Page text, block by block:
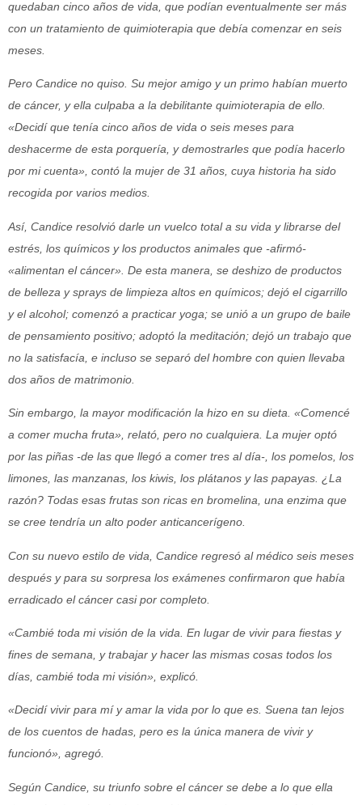
quedaban cinco años de vida, que podían eventualmente ser más
con un tratamiento de quimioterapia que debía comenzar en seis
meses.
Pero Candice no quiso. Su mejor amigo y un primo habían muerto
de cáncer, y ella culpaba a la debilitante quimioterapia de ello.
«Decidí que tenía cinco años de vida o seis meses para
deshacerme de esta porquería, y demostrarles que podía hacerlo
por mi cuenta», contó la mujer de 31 años, cuya historia ha sido
recogida por varios medios.
Así, Candice resolvió darle un vuelco total a su vida y librarse del
estrés, los químicos y los productos animales que -afirmó-
«alimentan el cáncer». De esta manera, se deshizo de productos
de belleza y sprays de limpieza altos en químicos; dejó el cigarrillo
y el alcohol; comenzó a practicar yoga; se unió a un grupo de baile
de pensamiento positivo; adoptó la meditación; dejó un trabajo que
no la satisfacía, e incluso se separó del hombre con quien llevaba
dos años de matrimonio.
Sin embargo, la mayor modificación la hizo en su dieta. «Comencé
a comer mucha fruta», relató, pero no cualquiera. La mujer optó
por las piñas -de las que llegó a comer tres al día-, los pomelos, los
limones, las manzanas, los kiwis, los plátanos y las papayas. ¿La
razón? Todas esas frutas son ricas en bromelina, una enzima que
se cree tendría un alto poder anticancerígeno.
Con su nuevo estilo de vida, Candice regresó al médico seis meses
después y para su sorpresa los exámenes confirmaron que había
erradicado el cáncer casi por completo.
«Cambié toda mi visión de la vida. En lugar de vivir para fiestas y
fines de semana, y trabajar y hacer las mismas cosas todos los
días, cambié toda mi visión», explicó.
«Decidí vivir para mí y amar la vida por lo que es. Suena tan lejos
de los cuentos de hadas, pero es la única manera de vivir y
funcionó», agregó.
Según Candice, su triunfo sobre el cáncer se debe a lo que ella